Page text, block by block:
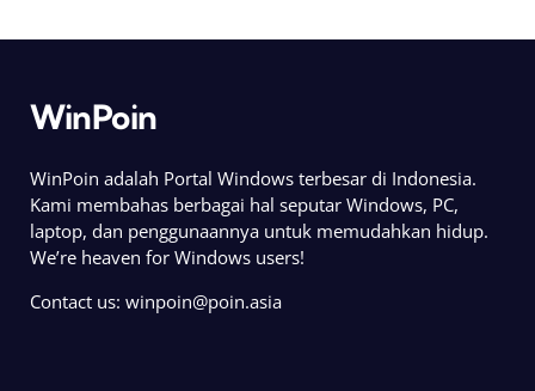
WinPoin
WinPoin adalah Portal Windows terbesar di Indonesia.
Kami membahas berbagai hal seputar Windows, PC,
laptop, dan penggunaannya untuk memudahkan hidup.
We’re heaven for Windows users!
Contact us: winpoin@poin.asia